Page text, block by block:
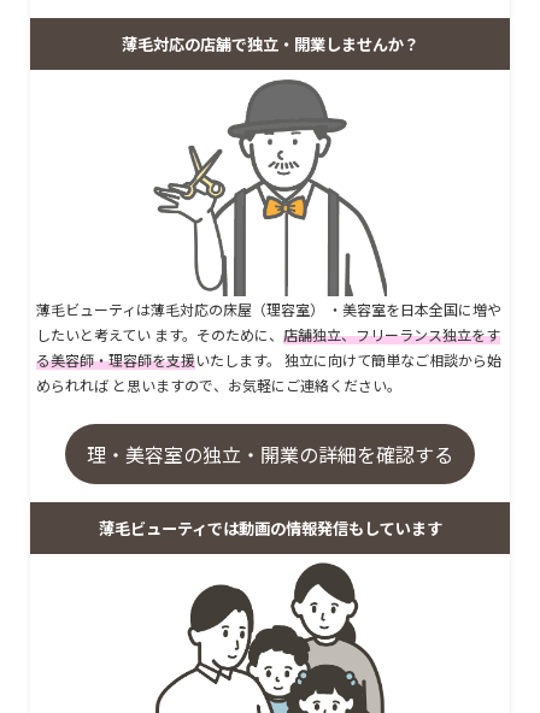
薄毛対応の店舗で独立・開業しませんか？
薄毛ビューティは薄毛対応の床屋（理容室） ・美容室を日本全国に増や
したいと考えてい ます。そのために、 店舗独立、フリーランス独立をす
る美容師・理容師を支援いたします。 独立に向けて簡単なご相談から始
められれば と思いますので、お気軽にご連絡ください。
理・美容室の独立・開業の詳細を確認する
薄毛ビューティでは動画の情報発信もしています